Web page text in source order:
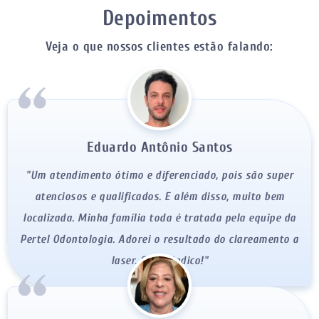
Depoimentos
Veja o que nossos clientes estão falando:
Eduardo Antônio Santos
"Um atendimento ótimo e diferenciado, pois são super
atenciosos e qualificados. E além disso, muito bem
localizada. Minha família toda é tratada pela equipe da
Pertel Odontologia. Adorei o resultado do clareamento a
laser. Super indico!"